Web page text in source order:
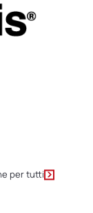
per tutti